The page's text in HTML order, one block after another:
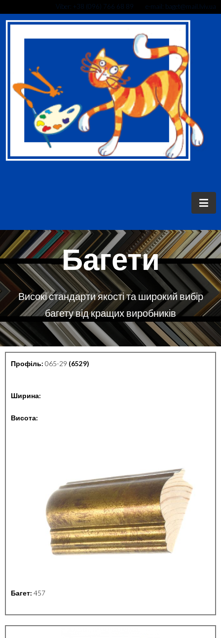
Viber: +38 (096) 766 68 89 e-mail: baget@mail.lviv.ua
Багети
Високі стандарти якості та широкий вибір
багету від кращих виробників
Профіль: 065-29 (6529)
Ширина:
Висота:
Багет: 457